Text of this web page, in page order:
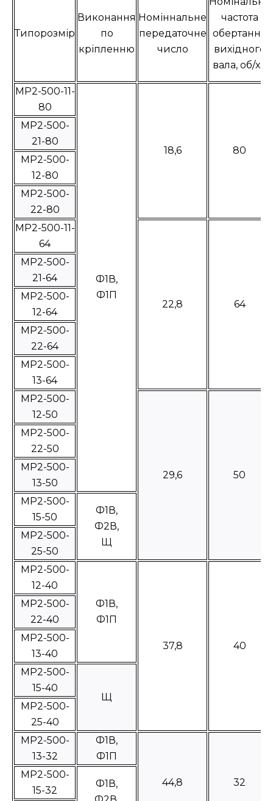
Типорозмір
Виконання
по
кріпленню
Номіннальне
передаточне
число
частота
обертання
вихідного
вала, об/хв
МР2-500-11-
80
Ф1В,
Ф1П
18,6 80
МР2-500-
21-80
МР2-500-
12-80
МР2-500-
22-80
МР2-500-11-
64
22,8 64
МР2-500-
21-64
МР2-500-
12-64
МР2-500-
22-64
МР2-500-
13-64
МР2-500-
12-50
29,6 50
МР2-500-
22-50
МР2-500-
13-50
МР2-500-
15-50
Ф1В,
Ф2В,
Щ
МР2-500-
25-50
МР2-500-
12-40
Ф1В,
Ф1П
37,8 40
MP2-500-
22-40
МР2-500-
13-40
МР2-500-
15-40
Щ
МР2-500-
25-40
МР2-500-
13-32
Ф1В,
Ф1П
44,8 32
МР2-500-
15-32
Ф1В,